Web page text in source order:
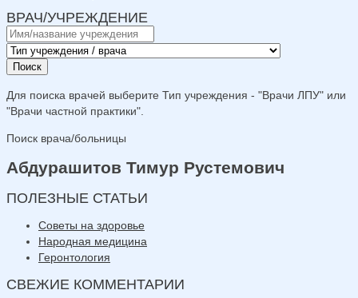
ВРАЧ/УЧРЕЖДЕНИЕ
Поиск
Для поиска врачей выберите Тип учреждения - "Врачи ЛПУ" или
"Врачи частной практики".
Поиск врача/больницы
Абдурашитов Тимур Рустемович
ПОЛЕЗНЫЕ СТАТЬИ
Советы на здоровье
Народная медицина
Геронтология
СВЕЖИЕ КОММЕНТАРИИ